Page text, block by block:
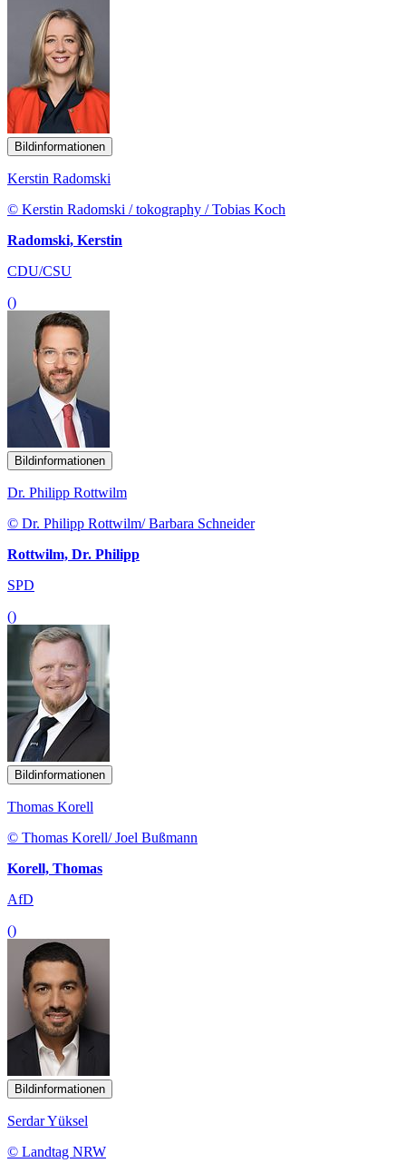
Bildinformationen
Kerstin Radomski
© Kerstin Radomski / tokography / Tobias Koch
Radomski, Kerstin
CDU/CSU
()
Bildinformationen
Dr. Philipp Rottwilm
© Dr. Philipp Rottwilm/ Barbara Schneider
Rottwilm, Dr. Philipp
SPD
()
Bildinformationen
Thomas Korell
© Thomas Korell/ Joel Bußmann
Korell, Thomas
AfD
()
Bildinformationen
Serdar Yüksel
© Landtag NRW